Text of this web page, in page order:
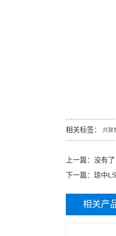
相关标签： 共聚
上一篇：没有了
下一篇： 琼中
相关产